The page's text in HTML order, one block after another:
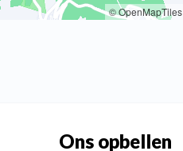
© OpenMapTiles
Ons opbellen